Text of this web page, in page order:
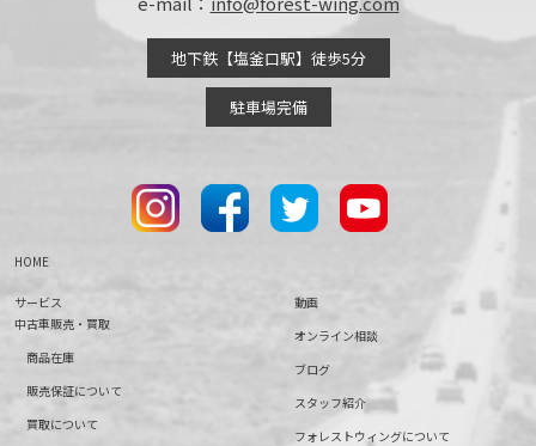
地下鉄【塩釜口駅】徒歩5分
駐車場完備
HOME
サービス
中古車販売・買取
商品在庫
販売保証について
買取について
動画
オンライン相談
ブログ
スタッフ紹介
フォレストウィングについて